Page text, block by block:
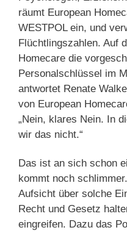
räumt European
WESTPOL ein, und
Flüchtlingszahlen. Auf
Homecare die
Personalschlüssel im
antwortet Renate
von European
„Nein, klares Nein. In
wir das nicht.“
Das ist an sich schon
kommt noch
Aufsicht über solche
Recht und Gesetz
eingreifen. Dazu das